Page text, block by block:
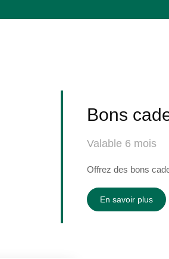
Bons
Valable 6 mois
Offrez des bons
En savoir plus